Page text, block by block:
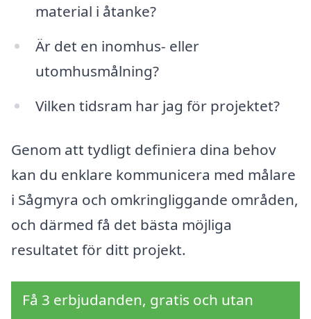
material i åtanke?
Är det en inomhus- eller
utomhusmålning?
Vilken tidsram har jag för projektet?
Genom att tydligt definiera dina behov
kan du enklare kommunicera med målare
i Sågmyra och omkringliggande områden,
och därmed få det bästa möjliga
resultatet för ditt projekt.
Få 3 erbjudanden, gratis och utan